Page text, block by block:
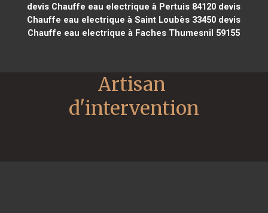
devis Chauffe eau electrique à Pertuis 84120 devis
Chauffe eau electrique à Saint Loubès 33450 devis
Chauffe eau electrique à Faches Thumesnil 59155
Artisan
d'intervention